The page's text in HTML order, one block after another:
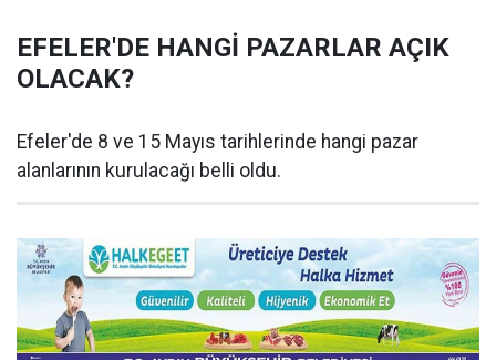
EFELER'DE HANGİ PAZARLAR AÇIK
OLACAK?
Efeler'de 8 ve 15 Mayıs tarihlerinde hangi pazar
alanlarının kurulacağı belli oldu.